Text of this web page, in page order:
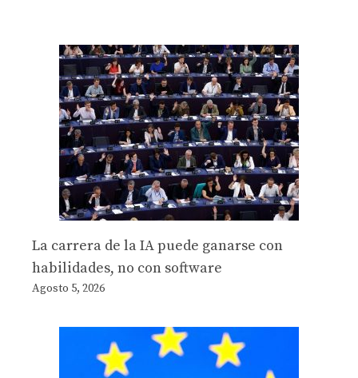
La carrera de la IA puede ganarse con
habilidades, no con software
Agosto 5, 2026